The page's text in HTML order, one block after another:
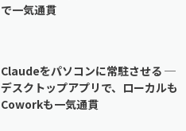
で一気通貫
Claudeをパソコンに常駐させる ─
デスクトップアプリで、ローカルも
Coworkも一気通貫